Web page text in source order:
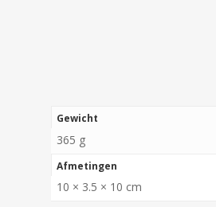
Gewicht
365 g
Afmetingen
10 × 3.5 × 10 cm